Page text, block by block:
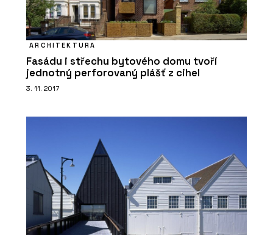
ARCHITEKTURA
Fasádu i střechu bytového domu tvoří
jednotný perforovaný plášť z cihel
3. 11. 2017